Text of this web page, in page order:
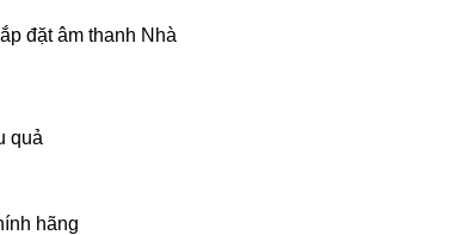
đặt âm thanh Nhà
quả
hãng